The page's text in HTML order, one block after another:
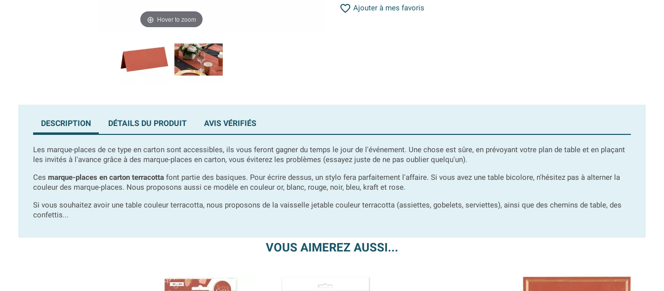
Hover to zoom
 Ajouter à mes favoris
DESCRIPTION DÉTAILS DU PRODUIT AVIS VÉRIFIÉS
Les marque-places de ce type en carton sont accessibles, ils vous feront gagner du temps le jour de l'événement. Une chose est sûre, en prévoyant votre plan de table et en plaçant
les invités à l'avance grâce à des marque-places en carton, vous éviterez les problèmes (essayez juste de ne pas oublier quelqu'un).
Ces marque-places en carton terracotta font partie des basiques. Pour écrire dessus, un stylo fera parfaitement l'affaire. Si vous avez une table bicolore, n'hésitez pas à alterner la
couleur des marque-places. Nous proposons aussi ce modèle en couleur or, blanc, rouge, noir, bleu, kraft et rose.
Si vous souhaitez avoir une table couleur terracotta, nous proposons de la vaisselle jetable couleur terracotta (assiettes, gobelets, serviettes), ainsi que des chemins de table, des
confettis...
VOUS AIMEREZ AUSSI...